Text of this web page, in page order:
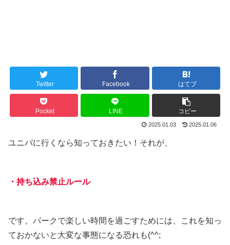
Twitter Facebook はてブ
Pocket LINE コピー
2025.01.03 2025.01.06
ユニバに行くなら知っておきたい！それが、
・持ち込み禁止ルール
です。パークで楽しい時間を過ごすためには、これを知っ
ておかないと大変な事態になる恐れも(^^;